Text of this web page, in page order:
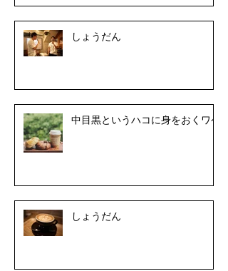
しょうだん
中目黒というハコに身をおくワケ
しょうだん